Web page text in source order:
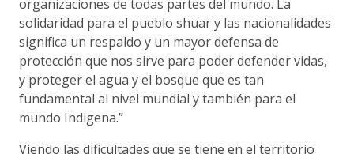
organizaciones de todas partes del mundo. La
solidaridad para el pueblo shuar y las nacionalidades
significa un respaldo y un mayor defensa de
protección que nos sirve para poder defender vidas,
y proteger el agua y el bosque que es tan
fundamental al nivel mundial y también para el
mundo Indigena.”
Viendo las dificultades que se tiene en el territorio